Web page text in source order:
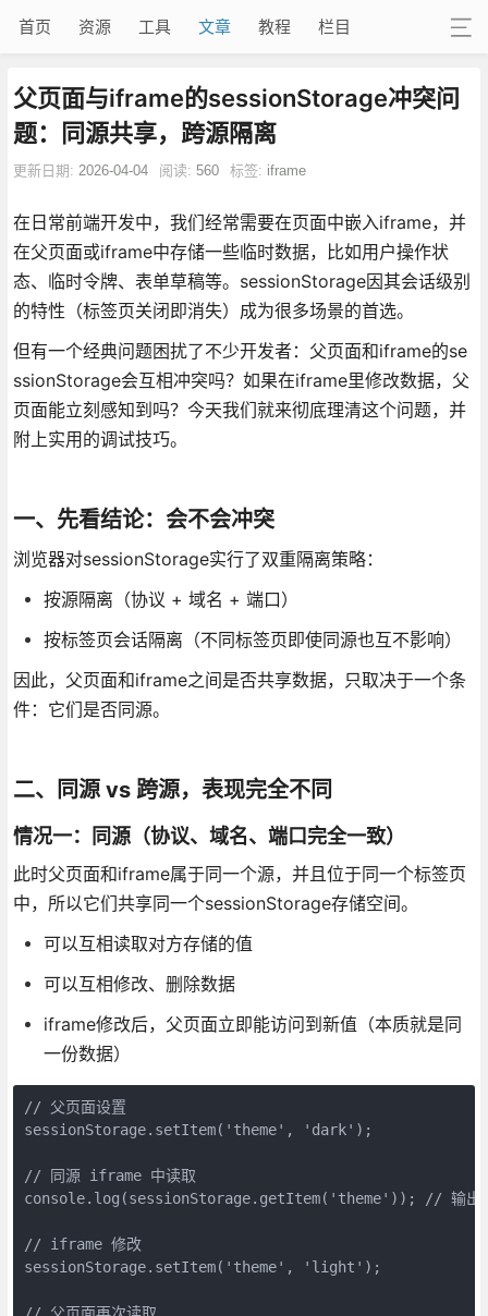
首页 资源 工具 文章 教程 栏目
父页面与iframe的sessionStorage冲突问
题：同源共享，跨源隔离
更新日期: 2026-04-04 阅读: 560 标签: iframe
在日常前端开发中，我们经常需要在页面中嵌入iframe，并
在父页面或iframe中存储一些临时数据，比如用户操作状
态、临时令牌、表单草稿等。sessionStorage因其会话级别
的特性（标签页关闭即消失）成为很多场景的首选。
但有一个经典问题困扰了不少开发者：父页面和iframe的se
ssionStorage会互相冲突吗？如果在iframe里修改数据，父
页面能立刻感知到吗？今天我们就来彻底理清这个问题，并
附上实用的调试技巧。
一、先看结论：会不会冲突
浏览器对sessionStorage实行了双重隔离策略：
按源隔离（协议 + 域名 + 端口）
按标签页会话隔离（不同标签页即使同源也互不影响）
因此，父页面和iframe之间是否共享数据，只取决于一个条
件：它们是否同源。
二、同源 vs 跨源，表现完全不同
情况一：同源（协议、域名、端口完全一致）
此时父页面和iframe属于同一个源，并且位于同一个标签页
中，所以它们共享同一个sessionStorage存储空间。
可以互相读取对方存储的值
可以互相修改、删除数据
iframe修改后，父页面立即能访问到新值（本质就是同
一份数据）
// 父页面设置
sessionStorage.setItem('theme', 'dark');
// 同源 iframe 中读取
console.log(sessionStorage.getItem('theme')); // 输
// iframe 修改
sessionStorage.setItem('theme', 'light');
// 父页面再次读取